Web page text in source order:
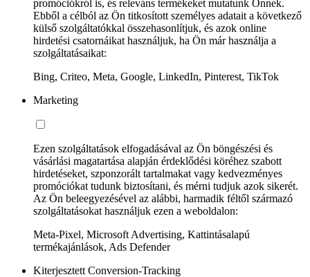
promóciókról is, és releváns termékeket mutatunk Önnek.
Ebből a célból az Ön titkosított személyes adatait a következő
külső szolgáltatókkal összehasonlítjuk, és azok online
hirdetési csatornáikat használjuk, ha Ön már használja a
szolgáltatásaikat:
Bing, Criteo, Meta, Google, LinkedIn, Pinterest, TikTok
Marketing
Ezen szolgáltatások elfogadásával az Ön böngészési és
vásárlási magatartása alapján érdeklődési köréhez szabott
hirdetéseket, szponzorált tartalmakat vagy kedvezményes
promóciókat tudunk biztosítani, és mérni tudjuk azok sikerét.
Az Ön beleegyezésével az alábbi, harmadik féltől származó
szolgáltatásokat használjuk ezen a weboldalon:
Meta-Pixel, Microsoft Advertising, Kattintásalapú
termékajánlások, Ads Defender
Kiterjesztett Conversion-Tracking